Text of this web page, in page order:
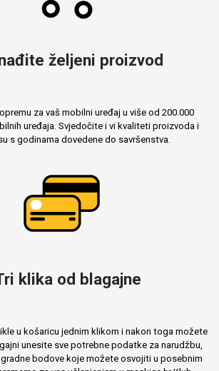
željeni proizvod
za vaš mobilni uređaj u više od 200.000
uređaja. Svjedočite i vi kvaliteti proizvoda i
s godinama dovedene do savršenstva.
klika od blagajne
u košaricu jednim klikom i nakon toga možete
unesite sve potrebne podatke za narudžbu,
bodove koje možete osvojiti u posebnim
Obiteljski motivi